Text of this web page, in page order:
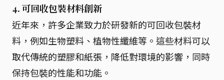
4. 可回收包裝材料創新
近年來，許多企業致力於研發新的可回收包裝材
料，例如生物塑料、植物性纖維等。這些材料可以
取代傳統的塑膠和紙張，降低對環境的影響，同時
保持包裝的性能和功能。